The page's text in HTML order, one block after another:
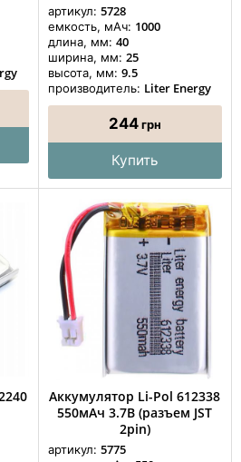
артикул: 5728
емкость, мАч: 1000
длина, мм: 40
ширина, мм: 25
высота, мм: 9.5
производитель: Liter Energy
244грн
Купить
Аккумулятор Li-Pol 612338
550мАч 3.7В (разъем JST
2pin)
артикул: 5775